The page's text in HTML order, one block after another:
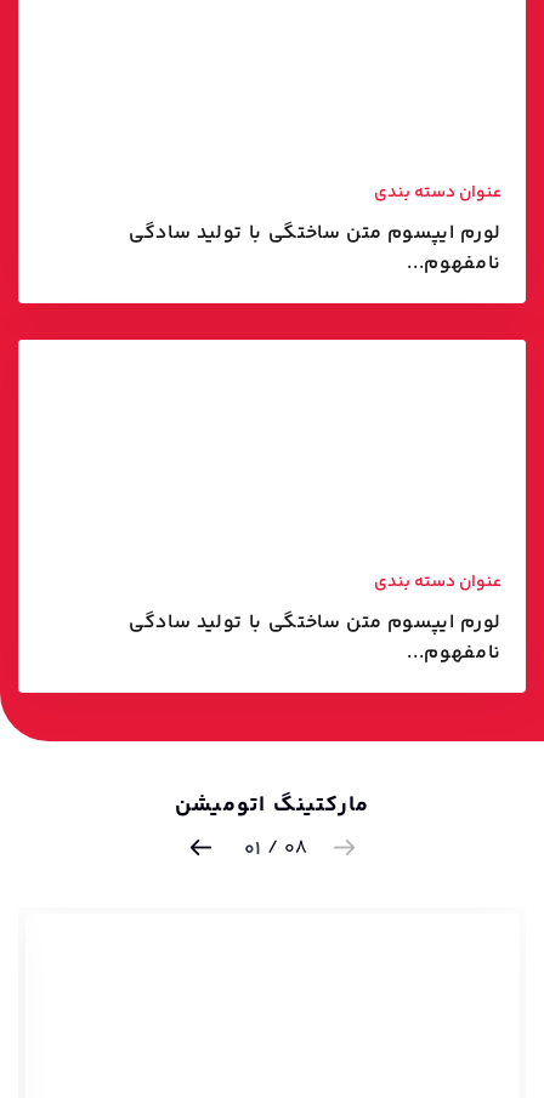
عنوان دسته بندی
لورم ایپسوم متن ساختگی با تولید سادگی
نامفهوم...
عنوان دسته بندی
لورم ایپسوم متن ساختگی با تولید سادگی
نامفهوم...
مارکتینگ اتومیشن
08
/